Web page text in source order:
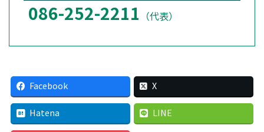
086-252-2211 （代表）
Facebook X
Hatena LINE